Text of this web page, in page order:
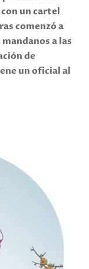
un cartel
comenzó a
a las
de
un oficial al